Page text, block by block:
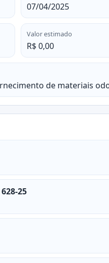
07/04/2025
Valor estimado
R$ 0,00
de materiais
628-25